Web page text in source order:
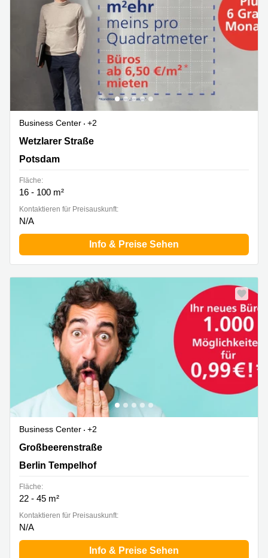
Business Center
+2
Wetzlarer Straße 28-88, Potsdam
Wetzlarer Straße
Potsdam
Fläche:
16 - 100 m²
Kontaktieren für Preisauskunft:
N/A
Info & Preise Sehen
Business Center
+2
Großbeerenstraße 2-10, Berlin Tempelhof
Großbeerenstraße
Berlin Tempelhof
Fläche:
22 - 45 m²
Kontaktieren für Preisauskunft:
N/A
Info & Preise Sehen